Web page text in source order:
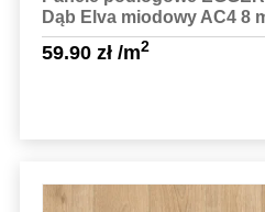
Dąb Elva miodowy AC4 8
59.90 zł/m2